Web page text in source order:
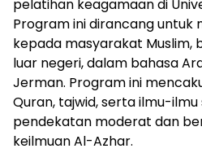
pelatihan keagamaan di
Program ini dirancang
kepada masyarakat Muslim,
luar negeri, dalam bahasa
Jerman. Program ini
Quran, tajwid, serta ilmu-
pendekatan moderat dan
keilmuan Al-Azhar.